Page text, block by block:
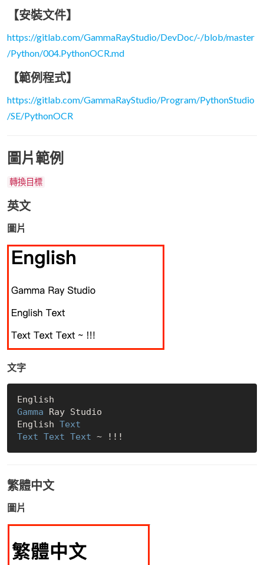
【安裝文件】
https://gitlab.com/GammaRayStudio/DevDoc/-/blob/master
/Python/004.PythonOCR.md
【範例程式】
https://gitlab.com/GammaRayStudio/Program/PythonStudio
/SE/PythonOCR
圖片範例
轉換目標
英文
圖片
文字
Gamma Ray Studio
English Text
Text Text Text
繁體中文
圖片